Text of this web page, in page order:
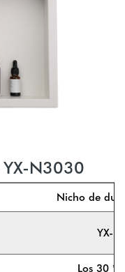
N3030
Nicho de
YX-
Los 30 *